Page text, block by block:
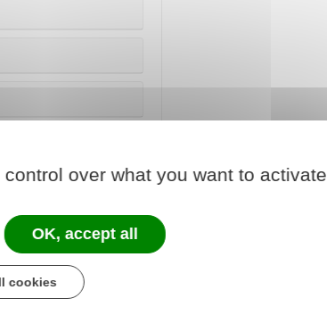
d'enseignement
adapté à son âge
over what you want to activate
OK, accept all
cookies